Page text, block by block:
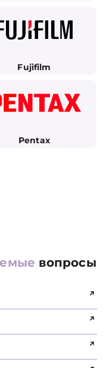
Fujifilm
Pentax
вопросы